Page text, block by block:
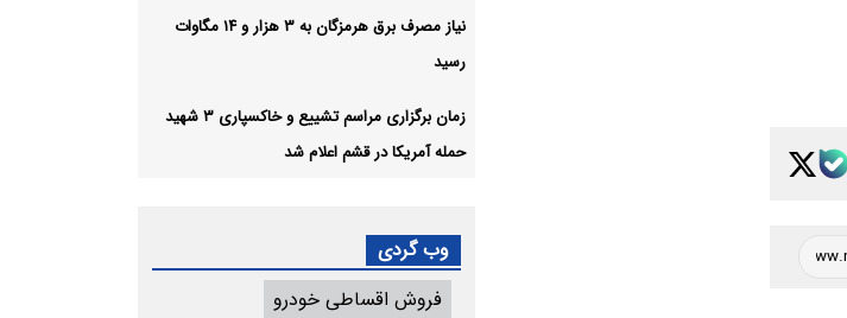
نیاز مصرف برق هرمزگان به ۳ هزار و ۱۴ مگاوات
رسید
زمان برگزاری مراسم تشییع و خاکسپاری ۳ شهید
حمله آمریکا در قشم اعلام شد
وب گردی
فروش اقساطی خودرو